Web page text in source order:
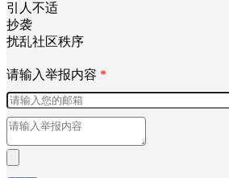
引人不适
抄袭
扰乱社区秩序
请输入举报内容 *